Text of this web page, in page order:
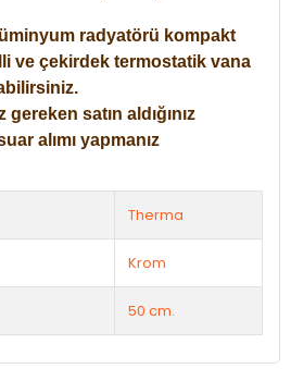
radyatörü kompakt
ve çekirdek termostatik vana
satın aldığınız
alımı yapmanız
Therma
Krom
50 cm.